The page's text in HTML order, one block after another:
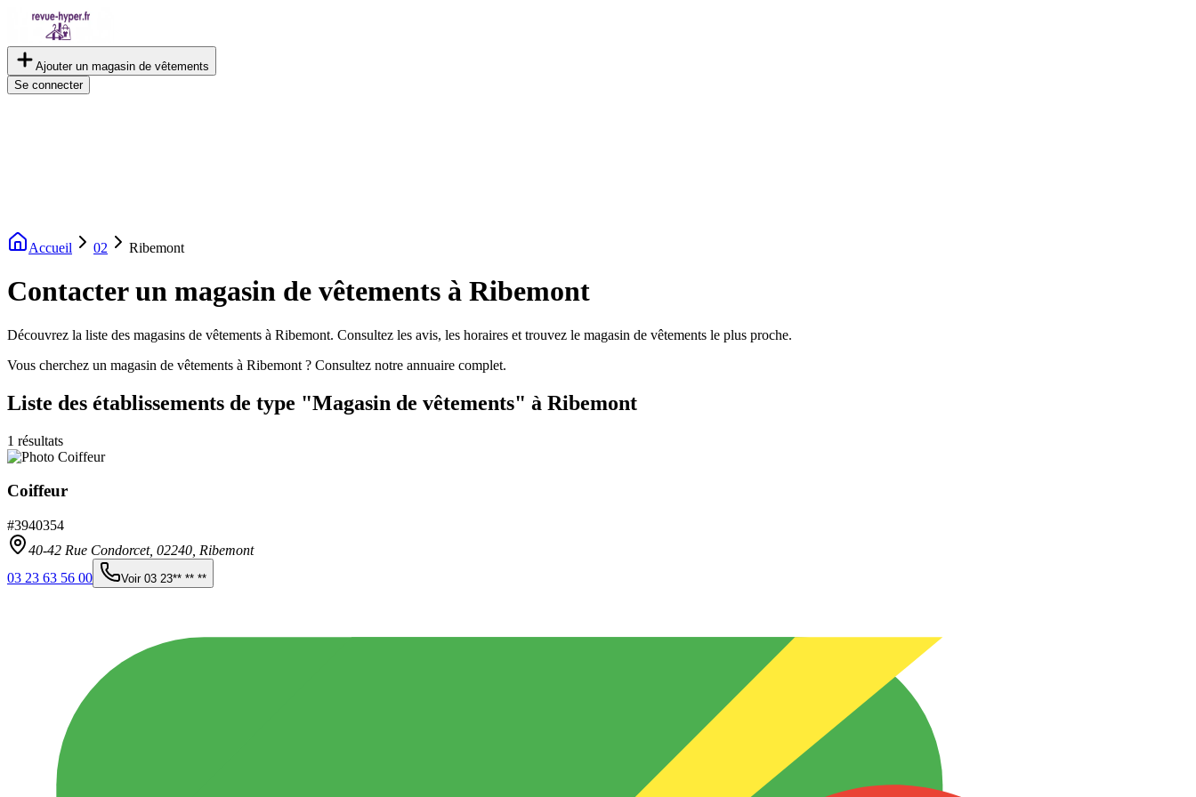
Ajouter un magasin de vêtements
Se connecter
Accueil 02 Ribemont
Contacter un magasin de vêtements à Ribemont
Découvrez la liste des magasins de vêtements à Ribemont. Consultez les avis, les horaires et trouvez le magasin de vêtements le plus proche.
Vous cherchez un magasin de vêtements à Ribemont ? Consultez notre annuaire complet.
Liste des établissements de type "Magasin de vêtements" à Ribemont
1 résultats
Coiffeur
#3940354
40-42 Rue Condorcet, 02240 Ribemont
03 23 63 56 00
Voir 03 23** ** **